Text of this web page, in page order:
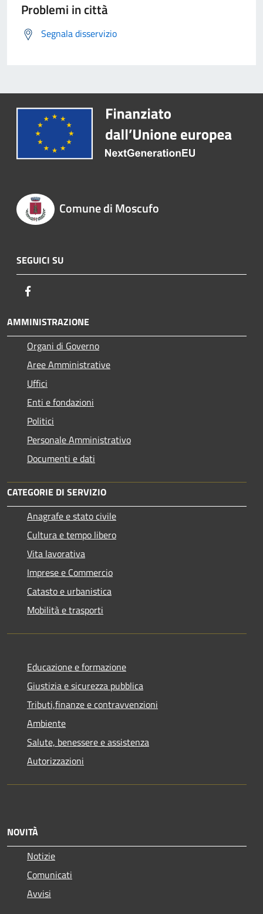
Problemi in città
Segnala disservizio
Comune di Moscufo
SEGUICI SU
AMMINISTRAZIONE
Organi di Governo
Aree Amministrative
Uffici
Enti e fondazioni
Politici
Personale Amministrativo
Documenti e dati
CATEGORIE DI SERVIZIO
Anagrafe e stato civile
Cultura e tempo libero
Vita lavorativa
Imprese e Commercio
Catasto e urbanistica
Mobilità e trasporti
Educazione e formazione
Giustizia e sicurezza pubblica
Tributi,finanze e contravvenzioni
Ambiente
Salute, benessere e assistenza
Autorizzazioni
NOVITÀ
Notizie
Comunicati
Avvisi